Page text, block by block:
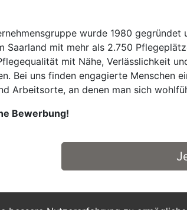
wurde 1980
Saarland mit mehr als 2.750
mit Nähe, Verlässlichkeit
Bei uns finden engagierte Menschen
Arbeitsorte, an denen man sich
Bewerbung!